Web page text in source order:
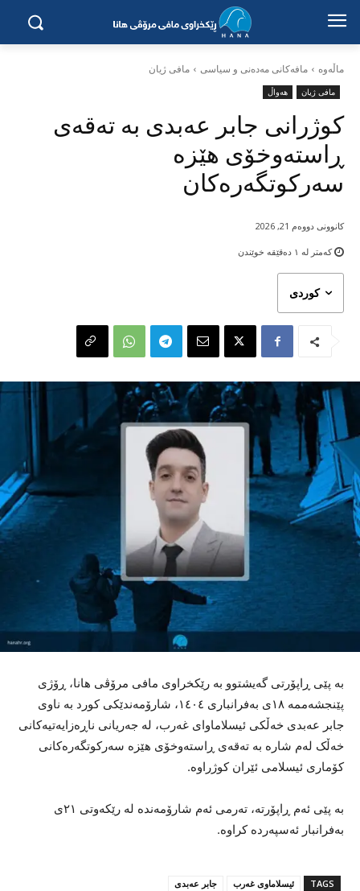
ماڵه‌وه‌ مافەکانی مەدەنی و سیاسی مافی ژیان
مافی ژیان هەواڵ
کوژرانی جابر عەبدی بە تەقەی
ڕاستەوخۆی هێزە
سەرکوتگەرەکان
کوردی
کەمتر لە ١ دەقێقە خوێندن
کانوونی دووەم 21, 2026
بە پێی ڕاپۆرتی گەیشتوو بە رێکخراوی مافی مرۆڤی هانا، ڕۆژی
پێنجشەممە ١٨ی بەفرانباری ١٤٠٤، شارۆمەندێکی کورد بە ناوی
جابر عەبدی خەڵکی ئیسلاماوای غەرب، لە جەریانی ناڕەزایەتیەکانی
خەڵک لەم شارە بە تەقەی ڕاستەوخۆی هێزە سەرکوتگەرەکانی
کۆماری ئیسلامی ئێران کوژراوە.
بە پێی ئەم ڕاپۆرتە، تەرمی ئەم شارۆمەندە لە رێکەوتی ٢١ی
بەفرانبار ئەسپەردە کراوە.
TAGS ئیسلاماوی غەرب جابر عەبدی